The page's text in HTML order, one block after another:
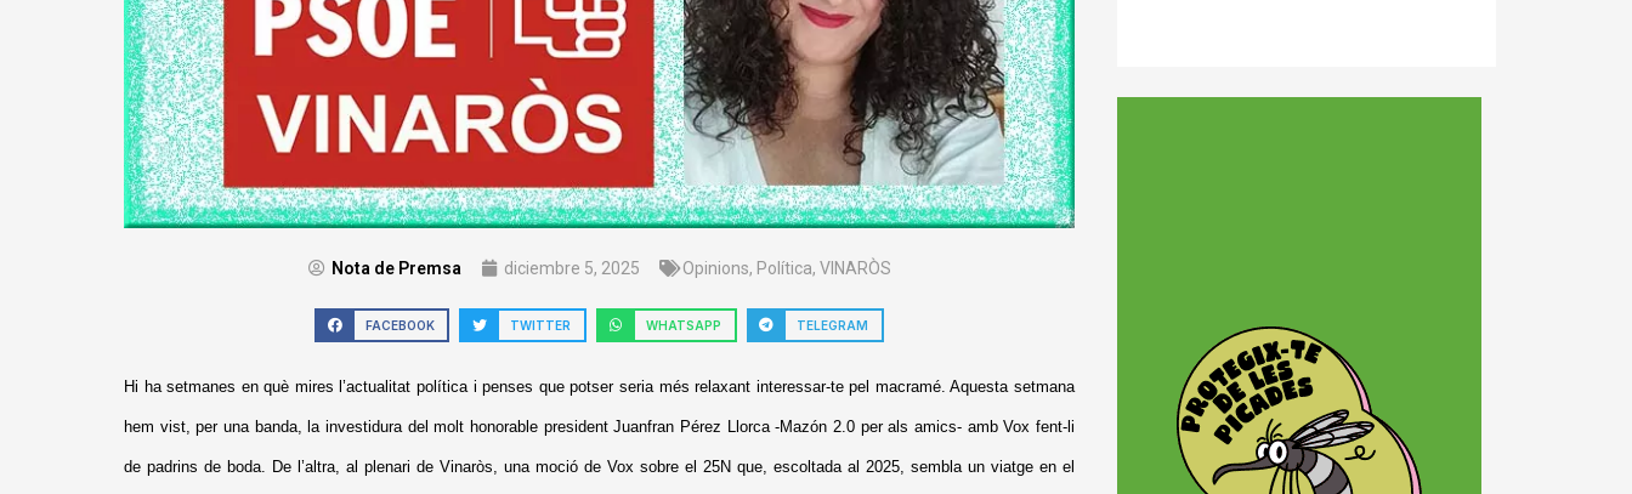
Nota de Premsa diciembre 5, 2025 Opinions, Política, VINARÒS
FACEBOOK TWITTER WHATSAPP TELEGRAM
Hi ha setmanes en què mires l’actualitat política i penses que potser seria més relaxant interessar-te pel macramé. Aquesta setmana
hem vist, per una banda, la investidura del molt honorable president Juanfran Pérez Llorca -Mazón 2.0 per als amics- amb Vox fent-li
de padrins de boda. De l’altra, al plenari de Vinaròs, una moció de Vox sobre el 25N que, escoltada al 2025, sembla un viatge en el